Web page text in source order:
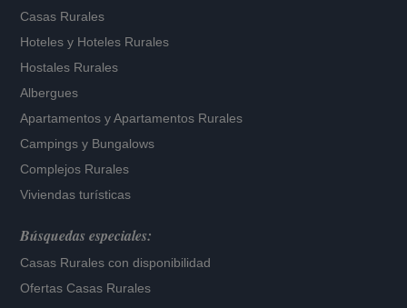
Casas Rurales
Hoteles y Hoteles Rurales
Hostales Rurales
Albergues
Apartamentos yApartamentos Rurales
Campings y Bungalows
Complejos Rurales
Viviendas turísticas
Búsquedas especiales:
Casas Rurales con disponibilidad
Ofertas Casas Rurales